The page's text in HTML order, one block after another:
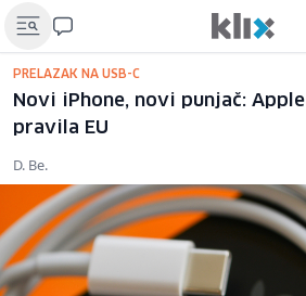
PRELAZAK NA USB-C
Novi iPhone, novi punjač:
pravila EU
D. Be.